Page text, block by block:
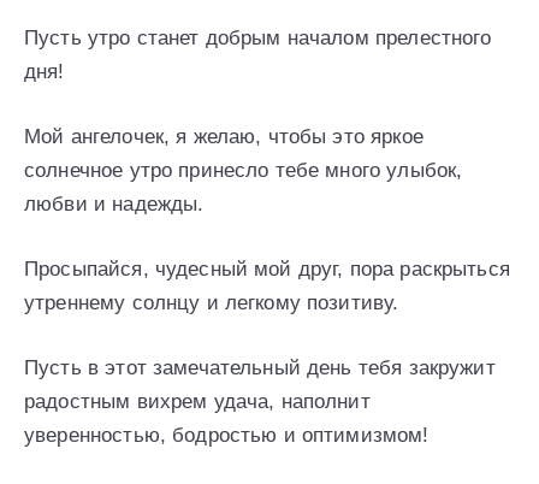
Пусть утро станет добрым началом прелестного
дня!
Мой ангелочек, я желаю, чтобы это яркое
солнечное утро принесло тебе много улыбок,
любви и надежды.
Просыпайся, чудесный мой друг, пора раскрыться
утреннему солнцу и легкому позитиву.
Пусть в этот замечательный день тебя закружит
радостным вихрем удача, наполнит
уверенностью, бодростью и оптимизмом!